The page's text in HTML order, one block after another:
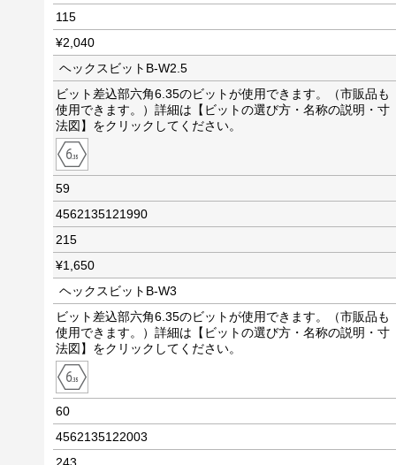
115
¥2,040
ヘックスビットB-W2.5
ビット差込部六角6.35のビットが使用できます。（市販品も
使用できます。）詳細は【ビットの選び方・名称の説明・寸
法図】をクリックしてください。
59
4562135121990
215
¥1,650
ヘックスビットB-W3
ビット差込部六角6.35のビットが使用できます。（市販品も
使用できます。）詳細は【ビットの選び方・名称の説明・寸
法図】をクリックしてください。
60
4562135122003